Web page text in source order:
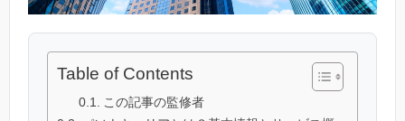
Table of Contents
この記事の監修者